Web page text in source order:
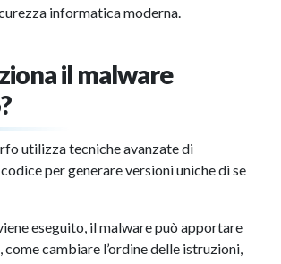
informatica moderna.
il malware
utilizza tecniche avanzate di
per generare versioni uniche di se
eseguito, il malware può apportare
cambiare l’ordine delle istruzioni,